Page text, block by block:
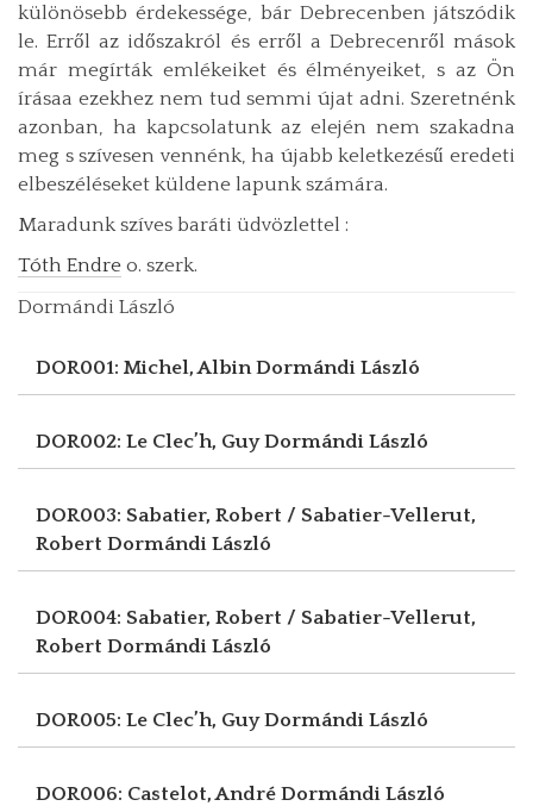
különösebb érdekessége, bár Debrecenben játszódik
le. Erről az időszakról és erről a Debrecenről mások
már megírták emlékeiket és élményeiket, s az Ön
írásaa ezekhez nem tud semmi újat adni. Szeretnénk
azonban, ha kapcsolatunk az elején nem szakadna
meg s szívesen vennénk, ha újabb keletkezésű eredeti
elbeszéléseket küldene lapunk számára.
Maradunk szíves baráti üdvözlettel :
Tóth Endre o. szerk.
Dormándi László
DOR001: Michel, AlbinDormándi László
DOR002: Le Clec’h, GuyDormándi László
DOR003: Sabatier, Robert / Sabatier-Vellerut,
Robert Dormándi László
DOR004: Sabatier, Robert / Sabatier-Vellerut,
Robert Dormándi László
DOR005: Le Clec’h, GuyDormándi László
DOR006: Castelot, André Dormándi László